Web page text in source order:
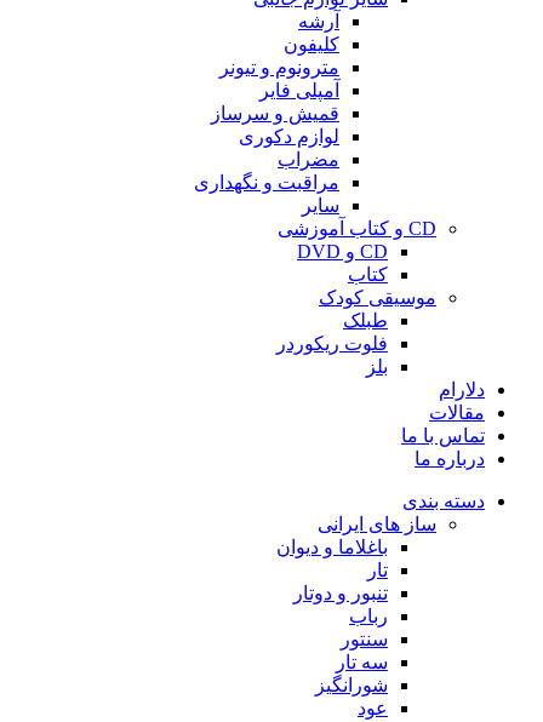
آرشه
کلیفون
مترونوم و تیونر
آمپلی فایر
قمیش و سرساز
لوازم دکوری
مضراب
مراقبت و نگهداری
سایر
CD و کتاب آموزشی
CD و DVD
کتاب
موسیقی کودک
طبلک
فلوت ریکوردر
بلز
دلارام
مقالات
تماس با ما
درباره ما
دسته بندی
ساز های ایرانی
باغلاما و دیوان
تار
تنبور و دوتار
رباب
سنتور
سه تار
شورانگیز
عود